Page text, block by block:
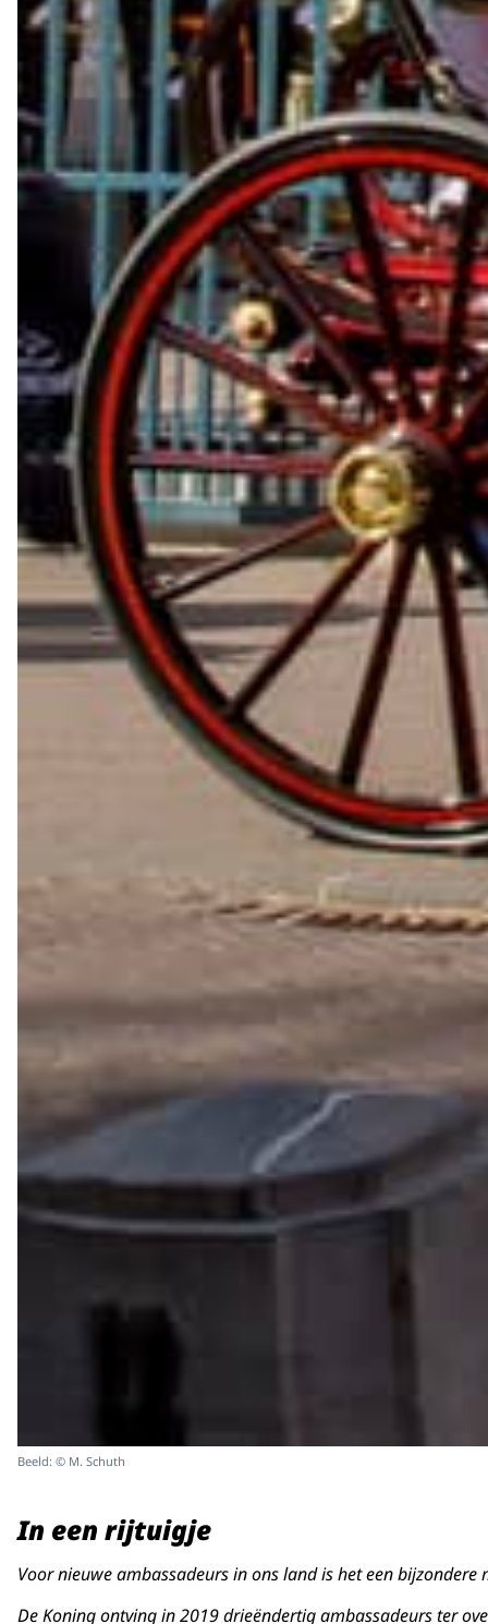
Beeld: © M. Schuth
In een rijtuigje
Voor nieuwe ambassadeurs in ons land is het een
De Koning ontving in 2019 drieëndertig ambassadeurs ter